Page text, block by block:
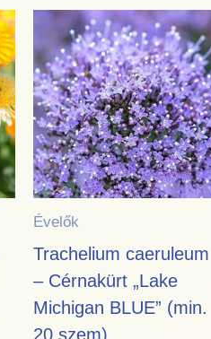
Évelők
Trachelium caeruleum
– Cérnakürt „Lake
Michigan BLUE” (min.
20 szem)